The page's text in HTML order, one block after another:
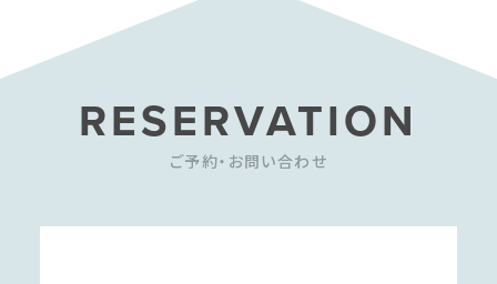
RESERVATION
ご予約・お問い合わせ